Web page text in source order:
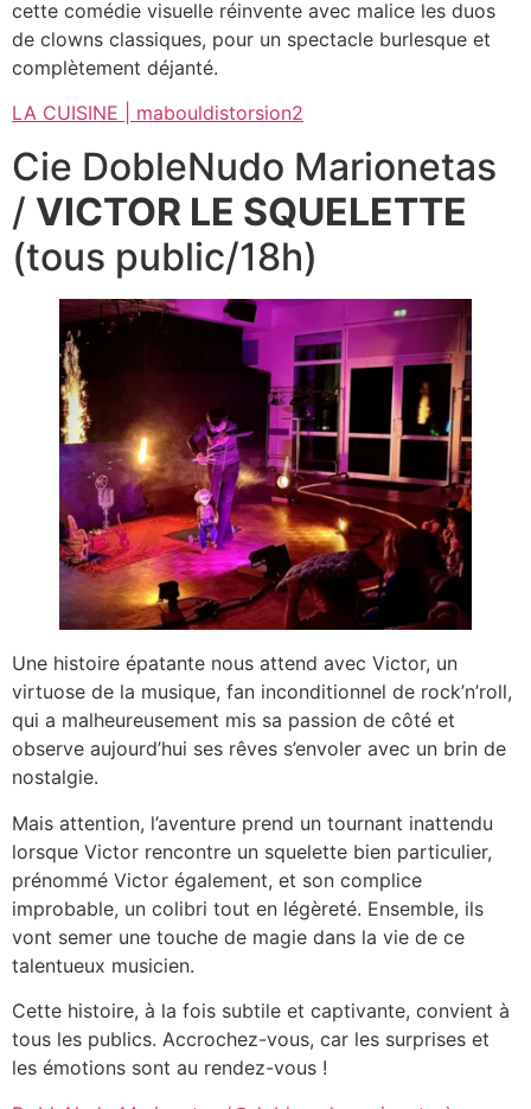
cette comédie visuelle réinvente avec malice les duos
de clowns classiques, pour un spectacle burlesque et
complètement déjanté.
LA CUISINE | mabouldistorsion2
Cie DobleNudo Marionetas
/ VICTOR LE SQUELETTE
(tous public/18h)
Une histoire épatante nous attend avec Victor, un
virtuose de la musique, fan inconditionnel de rock’n’roll,
qui a malheureusement mis sa passion de côté et
observe aujourd’hui ses rêves s’envoler avec un brin de
nostalgie.
Mais attention, l’aventure prend un tournant inattendu
lorsque Victor rencontre un squelette bien particulier,
prénommé Victor également, et son complice
improbable, un colibri tout en légèreté. Ensemble, ils
vont semer une touche de magie dans la vie de ce
talentueux musicien.
Cette histoire, à la fois subtile et captivante, convient à
tous les publics. Accrochez-vous, car les surprises et
les émotions sont au rendez-vous !